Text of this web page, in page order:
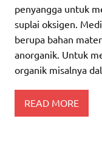
penyangga untuk
suplai oksigen.
berupa bahan
anorganik. Untuk
organik misalnya
READ MORE